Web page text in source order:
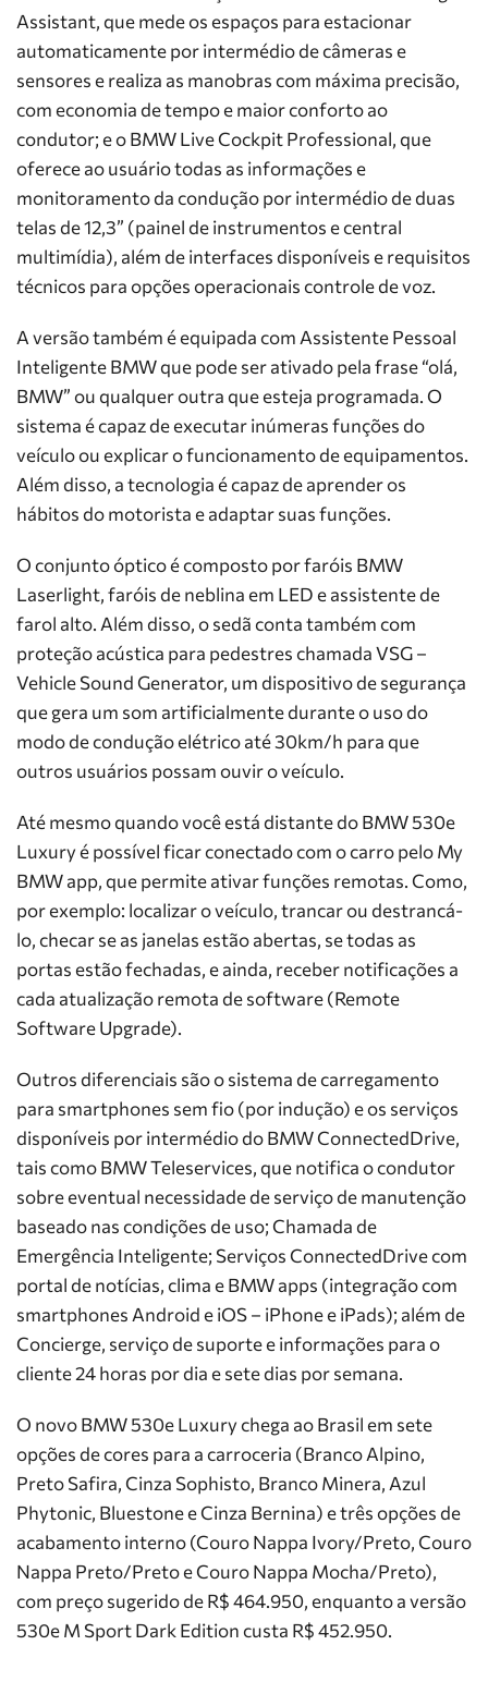
Assistant, que mede os espaços para estacionar
automaticamente por intermédio de câmeras e
sensores e realiza as manobras com máxima precisão,
com economia de tempo e maior conforto ao
condutor; e o BMW Live Cockpit Professional, que
oferece ao usuário todas as informações e
monitoramento da condução por intermédio de duas
telas de 12,3” (painel de instrumentos e central
multimídia), além de interfaces disponíveis e requisitos
técnicos para opções operacionais controle de voz.
A versão também é equipada com Assistente Pessoal
Inteligente BMW que pode ser ativado pela frase “olá,
BMW” ou qualquer outra que esteja programada. O
sistema é capaz de executar inúmeras funções do
veículo ou explicar o funcionamento de equipamentos.
Além disso, a tecnologia é capaz de aprender os
hábitos do motorista e adaptar suas funções.
O conjunto óptico é composto por faróis BMW
Laserlight, faróis de neblina em LED e assistente de
farol alto. Além disso, o sedã conta também com
proteção acústica para pedestres chamada VSG –
Vehicle Sound Generator, um dispositivo de segurança
que gera um som artificialmente durante o uso do
modo de condução elétrico até 30km/h para que
outros usuários possam ouvir o veículo.
Até mesmo quando você está distante do BMW 530e
Luxury é possível ficar conectado com o carro pelo My
BMW app, que permite ativar funções remotas. Como,
por exemplo: localizar o veículo, trancar ou destrancá-
lo, checar se as janelas estão abertas, se todas as
portas estão fechadas, e ainda, receber notificações a
cada atualização remota de software (Remote
Software Upgrade).
Outros diferenciais são o sistema de carregamento
para smartphones sem fio (por indução) e os serviços
disponíveis por intermédio do BMW ConnectedDrive,
tais como BMW Teleservices, que notifica o condutor
sobre eventual necessidade de serviço de manutenção
baseado nas condições de uso; Chamada de
Emergência Inteligente; Serviços ConnectedDrive com
portal de notícias, clima e BMW apps (integração com
smartphones Android e iOS – iPhone e iPads); além de
Concierge, serviço de suporte e informações para o
cliente 24 horas por dia e sete dias por semana.
O novo BMW 530e Luxury chega ao Brasil em sete
opções de cores para a carroceria (Branco Alpino,
Preto Safira, Cinza Sophisto, Branco Minera, Azul
Phytonic, Bluestone e Cinza Bernina) e três opções de
acabamento interno (Couro Nappa Ivory/Preto, Couro
Nappa Preto/Preto e Couro Nappa Mocha/Preto),
com preço sugerido de R$ 464.950, enquanto a versão
530e M Sport Dark Edition custa R$ 452.950.